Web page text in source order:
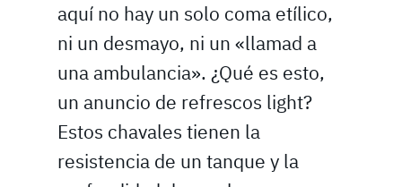
aquí no hay un solo coma etílico,
ni un desmayo, ni un «llamad a
una ambulancia». ¿Qué es esto,
un anuncio de refrescos light?
Estos chavales tienen la
resistencia de un tanque y la